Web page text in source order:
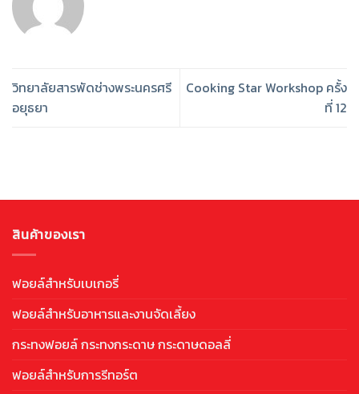
วิทยาลัยสารพัดช่างพระนครศรี​
อยุธยา​
Cooking Star Workshop ครั้ง
ที่ 12
สินค้าของเรา
ฟอยล์สำหรับเบเกอรี่
ฟอยล์สำหรับอาหารและงานจัดเลี้ยง
กระทงฟอยล์ กระทงกระดาษ กระดาษดอลลี่
ฟอยล์สำหรับการรีทอร์ต